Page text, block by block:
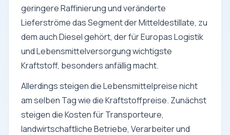
geringere Raffinierung und veränderte
Lieferströme das Segment der Mitteldestillate, zu
dem auch Diesel gehört, der für Europas Logistik
und Lebensmittelversorgung wichtigste
Kraftstoff, besonders anfällig macht.
Allerdings steigen die Lebensmittelpreise nicht
am selben Tag wie die Kraftstoffpreise. Zunächst
steigen die Kosten für Transporteure,
landwirtschaftliche Betriebe, Verarbeiter und